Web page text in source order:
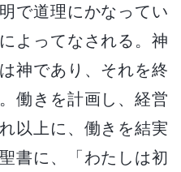
で道理にかなってい
よってなされる。神
神であり、それを終
働きを計画し、経営
以上に、働きを結実
書に、「わたしは初